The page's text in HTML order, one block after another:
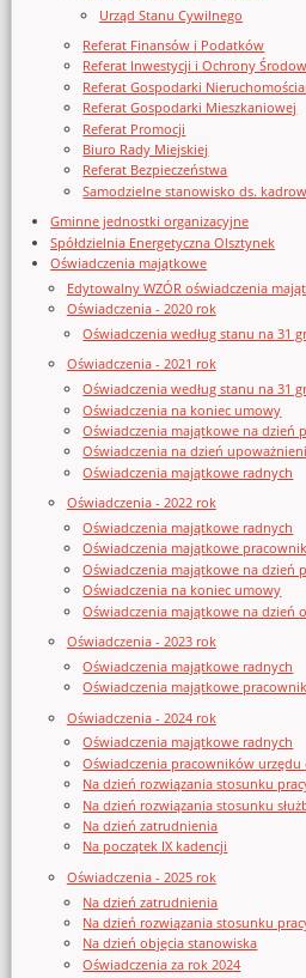
Urząd Stanu Cywilnego
Referat Finansów i Podatków
Referat Inwestycji i Ochrony
Referat Gospodarki
Referat Gospodarki Mieszkaniowej
Referat Promocji
Biuro Rady Miejskiej
Referat Bezpieczeństwa
Samodzielne stanowisko ds.
Gminne jednostki organizacyjne
Spółdzielnia Energetyczna Olsztynek
Oświadczenia majątkowe
Edytowalny WZÓR oświadczenia
Oświadczenia - 2020 rok
Oświadczenia według stanu na 31
Oświadczenia - 2021 rok
Oświadczenia według stanu na 31
Oświadczenia na koniec umowy
Oświadczenia majątkowe na dzień
Oświadczenia na dzień
Oświadczenia majątkowe radnych
Oświadczenia - 2022 rok
Oświadczenia majątkowe radnych
Oświadczenia majątkowe
Oświadczenia majątkowe na dzień
Oświadczenia na koniec umowy
Oświadczenia majątkowe na dzień
Oświadczenia - 2023 rok
Oświadczenia majątkowe radnych
Oświadczenia majątkowe
Oświadczenia - 2024 rok
Oświadczenia majątkowe radnych
Oświadczenia pracowników urzędu
Na dzień rozwiązania stosunku
Na dzień rozwiązania stosunku
Na dzień zatrudnienia
Na początek IX kadencji
Oświadczenia - 2025 rok
Na dzień zatrudnienia
Na dzień rozwiązania stosunku
Na dzień objęcia stanowiska
Oświadczenia za rok 2024